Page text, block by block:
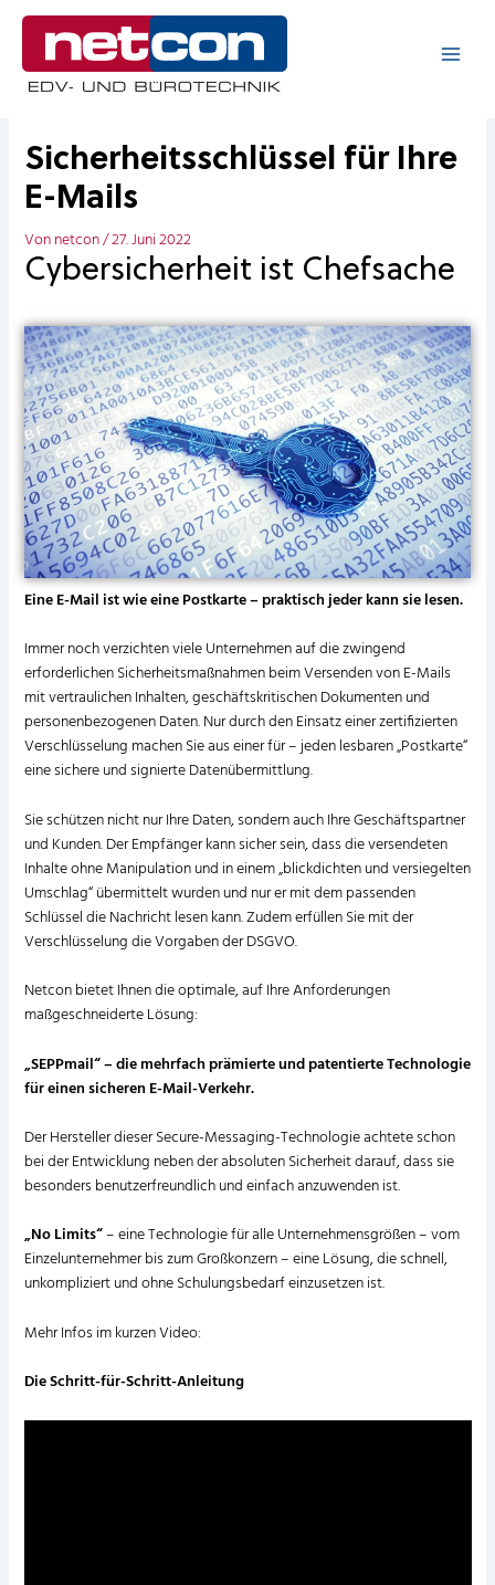
Zum
springen
Sicherheitsschlüssel für Ihre
E-Mails
Vonnetcon/27. Juni 2022
Cybersicherheit ist Chefsache
Eine E-Mail ist wie eine Postkarte – praktisch jeder kann sie lesen.
Immer noch verzichten viele Unternehmen auf die zwingend
erforderlichen Sicherheitsmaßnahmen beim Versenden von E-Mails
mit vertraulichen Inhalten, geschäftskritischen Dokumenten und
personenbezogenen Daten. Nur durch den Einsatz einer zertifizierten
Verschlüsselung machen Sie aus einer für – jeden lesbaren „Postkarte“
eine sichere und signierte Datenübermittlung.
Sie schützen nicht nur Ihre Daten, sondern auch Ihre Geschäftspartner
und Kunden. Der Empfänger kann sicher sein, dass die versendeten
Inhalte ohne Manipulation und in einem „blickdichten und versiegelten
Umschlag“ übermittelt wurden und nur er mit dem passenden
Schlüssel die Nachricht lesen kann. Zudem erfüllen Sie mit der
Verschlüsselung die Vorgaben der DSGVO.
Netcon bietet Ihnen die optimale, auf Ihre Anforderungen
maßgeschneiderte Lösung:
„SEPPmail“ – die mehrfach prämierte und patentierte Technologie
für einen sicheren E-Mail-Verkehr.
Der Hersteller dieserSecure-Messaging-Technologieachtete schon
bei der Entwicklung neben der absoluten Sicherheit darauf, dass sie
besonders benutzerfreundlich und einfach anzuwenden ist.
„No Limits“– eine Technologie für alle Unternehmensgrößen – vom
Einzelunternehmer bis zum Großkonzern – eine Lösung, die schnell,
unkompliziert und ohne Schulungsbedarf einzusetzen ist.
Mehr Infos im kurzen Video:
Die Schritt-für-Schritt-Anleitung